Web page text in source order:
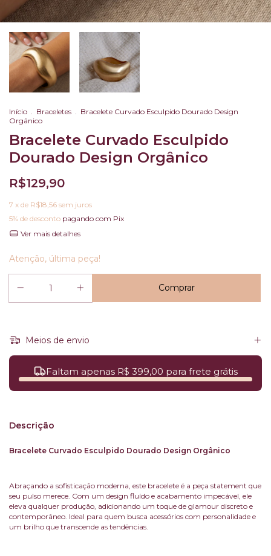
Início Braceletes
Bracelete Curvado Esculpido Dourado Design
Orgânico
Bracelete Curvado Esculpido
Dourado Design Orgânico
R$129,90
7 x de R$18,56 sem juros
5% de desconto pagando com Pix
Ver mais detalhes
Atenção, última peça!
Meios de envio
Faltam apenas R$ 399,00 para frete grátis
Descrição
Bracelete Curvado Esculpido Dourado Design Orgânico
Abraçando a sofisticação moderna, este bracelete é a peça statement que
seu pulso merece. Com um design fluído e acabamento impecável, ele
eleva qualquer produção, adicionando um toque de glamour discreto e
contemporâneo. Ideal para quem busca acessórios com personalidade e
um brilho que transcende as tendências.